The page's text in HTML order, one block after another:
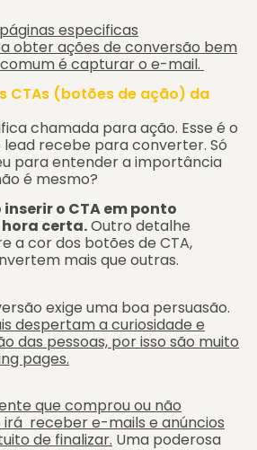
especificas
obter ações de conversão bem
é capturar o e-mail.
CTAs (botões de ação) da
chamada para ação. Esse é o
recebe para converter. Só
para entender a importância
é mesmo?
inserir o CTA em ponto
certa.Outro detalhe
a cor dos botões de CTA,
mais que outras.
exige uma boa persuasão.
despertam a curiosidade e
das pessoas, por isso são muito
pages.
que comprou ou não
irá receber e-mails e anúncios
de finalizar. Uma poderosa